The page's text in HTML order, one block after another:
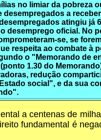
no limiar da pobreza
a
atingiu já
oficial. No
se, se
respeita ao combate à
o "Memorando de
1.30 do
redução
social", e da sua
a centenas de
fundamental é